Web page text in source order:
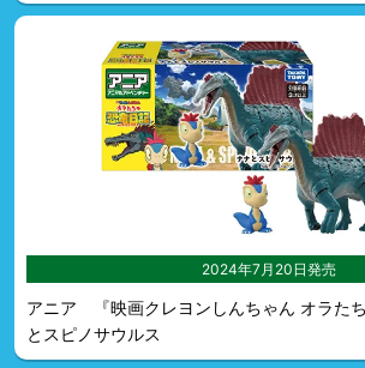
2024年7月20日発売
アニア 『映画クレヨンしんちゃん オラた
とスピノサウルス